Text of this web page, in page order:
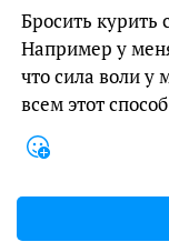
Бросить курить
Например у
что сила воли у
всем этот